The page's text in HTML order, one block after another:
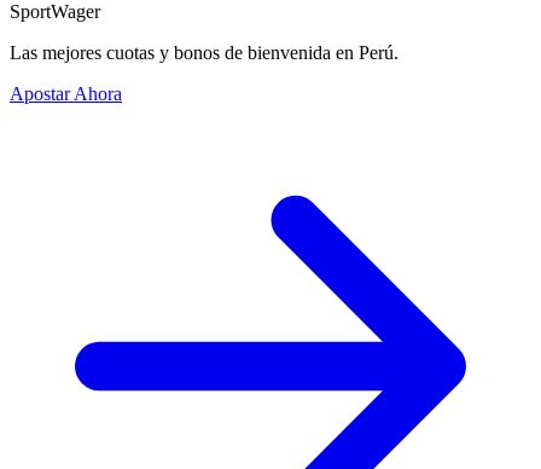
SportWager
Las mejores cuotas y bonos de bienvenida en Perú.
Apostar Ahora